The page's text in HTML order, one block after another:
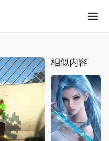
相似内容